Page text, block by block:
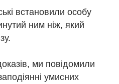
встановили особу
ним ніж, який
ми повідомили
умисних